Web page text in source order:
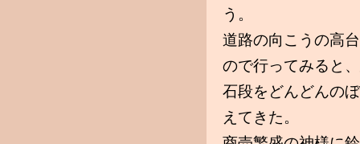
う。
道路の向こうの高
ので行ってみると
石段をどんどんの
えてきた。